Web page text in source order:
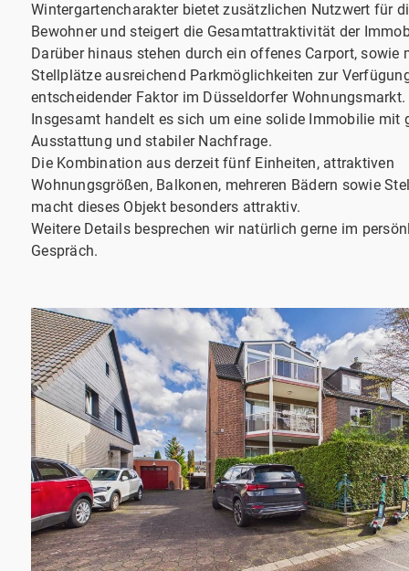
Wintergartencharakter bietet zusätzlichen Nutzwert für
Bewohner und steigert die Gesamtattraktivität der
Darüber hinaus stehen durch ein offenes Carport, sowie
Stellplätze ausreichend Parkmöglichkeiten zur
entscheidender Faktor im Düsseldorfer Wohnungsmarkt.
Insgesamt handelt es sich um eine solide Immobilie mit
Ausstattung und stabiler Nachfrage.
Die Kombination aus derzeit fünf Einheiten, attraktiven
Wohnungsgrößen, Balkonen, mehreren Bädern sowie
macht dieses Objekt besonders attraktiv.
Weitere Details besprechen wir natürlich gerne im
Gespräch.